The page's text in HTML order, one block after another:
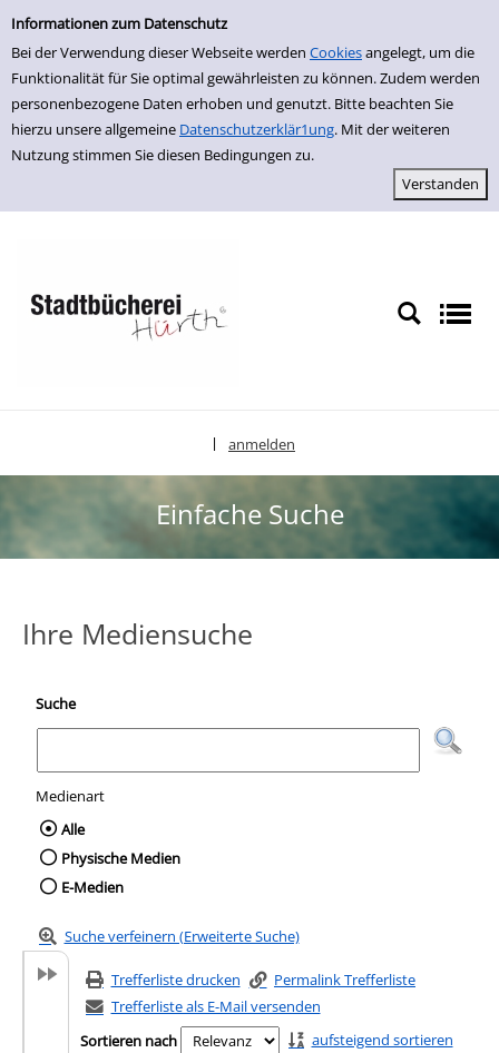
Einfache Suche
Informationen zum Datenschutz
Bei der Verwendung dieser Webseite werden Cookiesangelegt, um die
Funktionalität für Sie optimal gewährleisten zu können. Zudem werden
personenbezogene Daten erhoben und genutzt. Bitte beachten Sie
hierzu unsere allgemeine Datenschutzerklär1ung. Mit der weiteren
Nutzung stimmen Sie diesen Bedingungen zu.
zur Navigation springen
zum Inhalt springen
Zu den Suchfiltern springen
Zur Trefferliste springen
anmelden
Einfache Suche
Ihre Mediensuche
Suche
Medienart
Wählen Sie die Medienart nach der Sie
Alle
Physische Medien
E-Medien
Suche verfeinern (Erweiterte Suche)
Trefferliste drucken
Permalink Trefferliste
Trefferliste als E-Mail versenden
Sortieren nach
aufsteigend sortieren